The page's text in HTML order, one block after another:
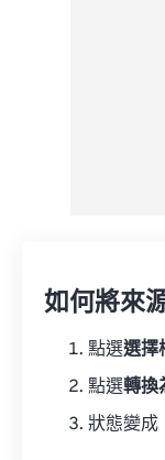
如何將來
點選選擇
點選轉換
狀態變成